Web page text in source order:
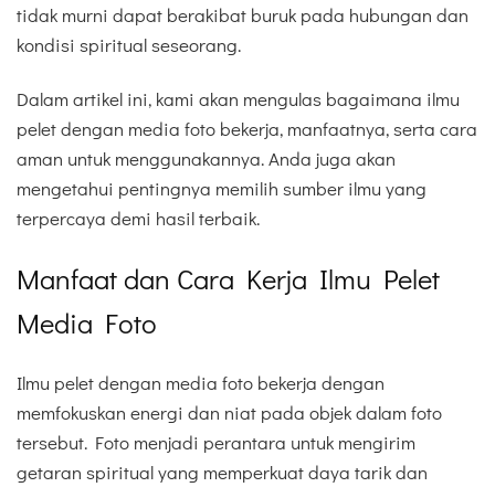
tidak murni dapat berakibat buruk pada hubungan dan
kondisi spiritual seseorang.
Dalam artikel ini, kami akan mengulas bagaimana ilmu
pelet dengan media foto bekerja, manfaatnya, serta cara
aman untuk menggunakannya. Anda juga akan
mengetahui pentingnya memilih sumber ilmu yang
terpercaya demi hasil terbaik.
Manfaat dan Cara Kerja Ilmu Pelet
Media Foto
Ilmu pelet dengan media foto bekerja dengan
memfokuskan energi dan niat pada objek dalam foto
tersebut. Foto menjadi perantara untuk mengirim
getaran spiritual yang memperkuat daya tarik dan